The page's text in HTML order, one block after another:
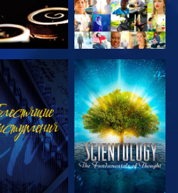
СМОТРЕТЬ
СМОТРЕТЬ
ПЕРЕДАЧИ